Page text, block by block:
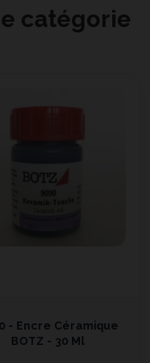
catégorie
- Encre Céramique
BOTZ - 30 Ml